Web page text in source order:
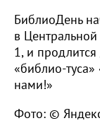
БиблиоДень
в
1, и
«библио-
нами!»
Фото: ©